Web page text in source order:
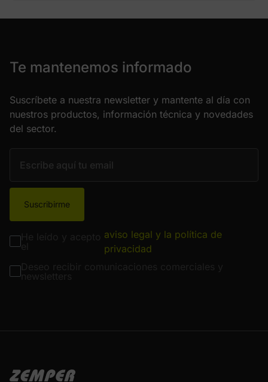
Te mantenemos informado
Suscríbete a nuestra newsletter y mantente al día con
nuestros productos, información técnica y novedades
del sector.
Suscribirme
aviso legal y la política de
privacidad